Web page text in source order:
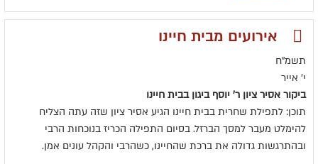
אירועים מבית חיינו
תשמ"ח
י' אייר
ביקור אסיר ציון ר' יוסף ביגון בבית חיינו
תוכן: לתפילת שחרית בבית חיינו הגיע אסיר ציון שזה עתה הצליח
להימלט מעבר למסך הברזל. בסיום התפילה הכריז בנוכחות הרבי
ובהתרגשות גדולה את ברכת שהחיינו, כשהרבי והקהל עונים אמן.